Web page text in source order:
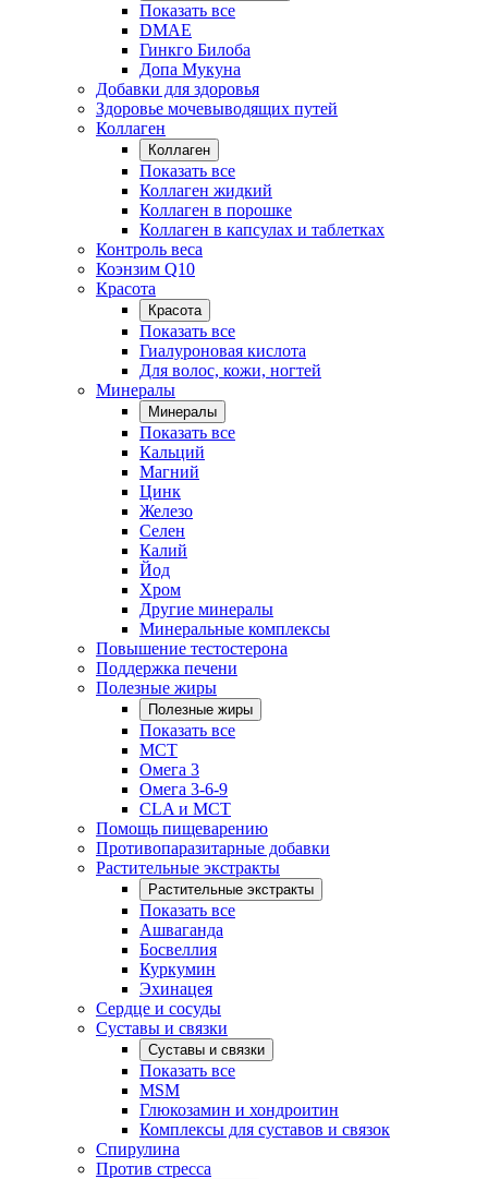
Показать все
DMAE
Гинкго Билоба
Допа Мукуна
Добавки для здоровья
Здоровье мочевыводящих путей
Коллаген
Коллаген
Показать все
Коллаген жидкий
Коллаген в порошке
Коллаген в капсулах и таблетках
Контроль веса
Коэнзим Q10
Красота
Красота
Показать все
Гиалуроновая кислота
Для волос, кожи, ногтей
Минералы
Минералы
Показать все
Кальций
Магний
Цинк
Железо
Селен
Калий
Йод
Хром
Другие минералы
Минеральные комплексы
Повышение тестостерона
Поддержка печени
Полезные жиры
Полезные жиры
Показать все
MCT
Омега 3
Омега 3-6-9
CLA и MCT
Помощь пищеварению
Противопаразитарные добавки
Растительные экстракты
Растительные экстракты
Показать все
Ашваганда
Босвеллия
Куркумин
Эхинацея
Сердце и сосуды
Суставы и связки
Суставы и связки
Показать все
MSM
Глюкозамин и хондроитин
Комплексы для суставов и связок
Спирулина
Против стресса